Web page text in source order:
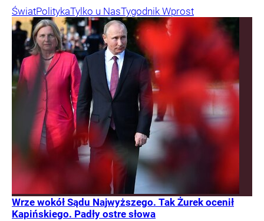
ŚwiatPolitykaTylko u NasTygodnik Wprost
Wrze wokół Sądu Najwyższego. Tak Żurek ocenił
Kapińskiego. Padły ostre słowa